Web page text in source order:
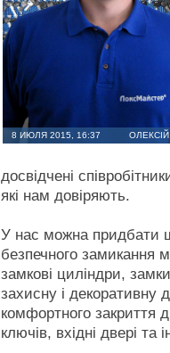
8 ИЮЛЯ 2015, 16:37
досвідчені
які нам довіряють.
У нас можна придбати
безпечного замикання
замкові циліндри,
захисну і декоративну
комфортного закриття
ключів, вхідні двері та